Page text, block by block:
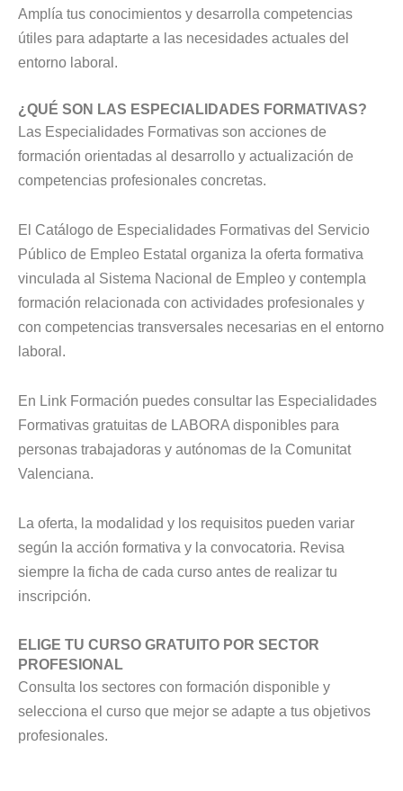
Amplía tus conocimientos y desarrolla competencias
útiles para adaptarte a las necesidades actuales del
entorno laboral.
¿QUÉ SON LAS ESPECIALIDADES FORMATIVAS?
Las Especialidades Formativas son acciones de
formación orientadas al desarrollo y actualización de
competencias profesionales concretas.
El Catálogo de Especialidades Formativas del Servicio
Público de Empleo Estatal organiza la oferta formativa
vinculada al Sistema Nacional de Empleo y contempla
formación relacionada con actividades profesionales y
con competencias transversales necesarias en el entorno
laboral.
En Link Formación puedes consultar las Especialidades
Formativas gratuitas de LABORA disponibles para
personas trabajadoras y autónomas de la Comunitat
Valenciana.
La oferta, la modalidad y los requisitos pueden variar
según la acción formativa y la convocatoria. Revisa
siempre la ficha de cada curso antes de realizar tu
inscripción.
ELIGE TU CURSO GRATUITO POR SECTOR
PROFESIONAL
Consulta los sectores con formación disponible y
selecciona el curso que mejor se adapte a tus objetivos
profesionales.